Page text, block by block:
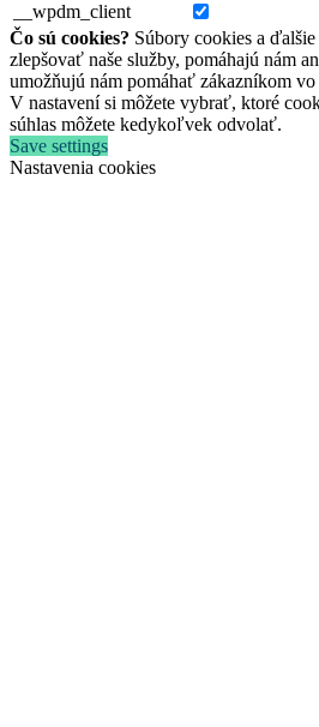
__wpdm_client
Čo sú cookies? Súbory cookies a
zlepšovať naše služby, pomáhajú nám
umožňujú nám pomáhať zákazníkom
V nastavení si môžete vybrať, ktoré
súhlas môžete kedykoľvek odvolať.
Save settings
Nastavenia cookies